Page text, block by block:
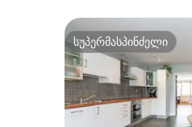
სუპერმასპინძელი
სუპერმასპინძელი